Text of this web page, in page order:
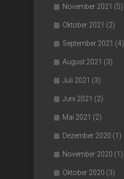
November 2021 (5)
Oktober 2021 (2)
September 2021 (4)
August 2021 (3)
Juli 2021 (3)
Juni 2021 (2)
Mai 2021 (2)
Dezember 2020 (1)
November 2020 (1)
Oktober 2020 (3)